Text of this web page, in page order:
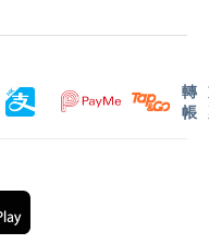
像檢查、疫苗注射
專業人士作後援，包
技術員、化驗師、
驗的化驗師負責，
理學家及放射學家長
個別化驗項目所需
長。
要求講解,需另外收
轉
帳